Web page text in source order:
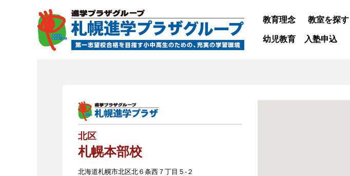
教育理念 教室を探す
幼児教育 入塾申込
北区
札幌本部校
北海道札幌市北区北６条西７丁目５-２